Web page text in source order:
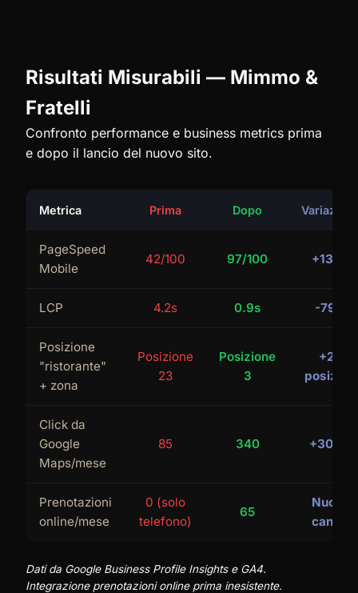
Risultati Misurabili — Mimmo &
Fratelli
Confronto performance e business metrics prima
e dopo il lancio del nuovo sito.
Metrica Prima Dopo
PageSpeed
Mobile
42/100 97/100 +131%
LCP 4.2s 0.9s -79%
Posizione
"ristorante"
+ zona
Posizione
23
Posizione
3
+20
posizioni
Click da
Google
Maps/mese
85 340 +300%
Prenotazioni
online/mese
0 (solo
telefono)
65
Nuovo
canale
Dati da Google Business Profile Insights e GA4.
Integrazione prenotazioni online prima inesistente.